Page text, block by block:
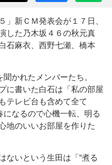
新ＣＭ発表会が１７日、
した乃木坂４６の秋元真
石麻衣、西野七瀬、橋本
かれたメンバーたち。
に書いた白石は「私の部屋
テレビ台も含めて全て
になるので心機一転、明る
地のいいお部屋を作りた
いという生田は「“煮る